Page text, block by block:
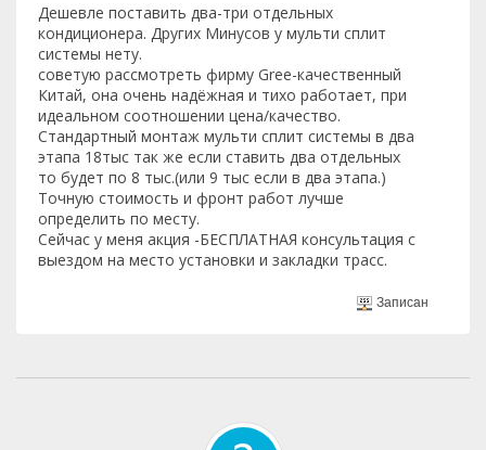
Дешевле поставить два-три отдельных
кондиционера. Других Минусов у мульти сплит
системы нету.
советую рассмотреть фирму Gree-качественный
Китай, она очень надёжная и тихо работает, при
идеальном соотношении цена/качество.
Стандартный монтаж мульти сплит системы в два
этапа 18тыс так же если ставить два отдельных
то будет по 8 тыс.(или 9 тыс если в два этапа.)
Точную стоимость и фронт работ лучше
определить по месту.
Сейчас у меня акция -БЕСПЛАТНАЯ консультация с
выездом на место установки и закладки трасс.
Записан